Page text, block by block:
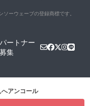
ソーウェーブの登録商標です。
パートナー
募集
へアンコール